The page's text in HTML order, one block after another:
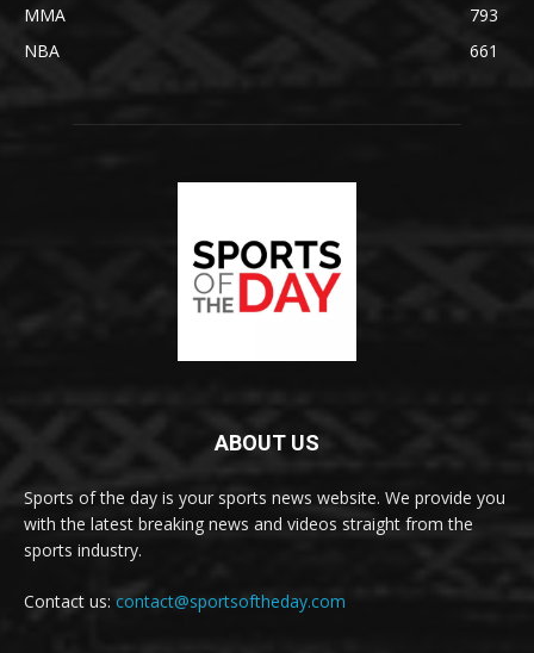
MMA
793
NBA
661
ABOUT US
Sports of the day is your sports news website. We provide you
with the latest breaking news and videos straight from the
sports industry.
Contact us: contact@sportsoftheday.com